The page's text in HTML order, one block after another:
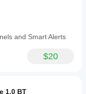
and Smart Alerts
$20
1.0 BT